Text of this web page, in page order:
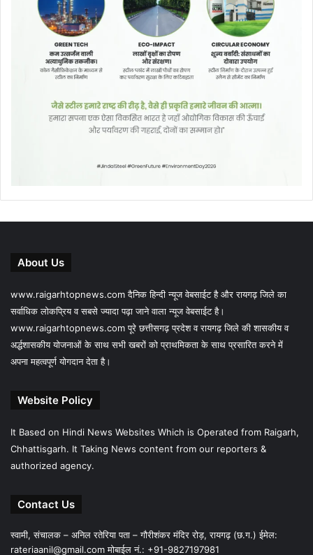
About Us
www.raigarhtopnews.com दैनिक हिन्दी न्यूज वेबसाईट है और रायगढ़ जिले का
सर्वाधिक लोकप्रिय व सबसे ज्यादा पढ़ा जाने वाला न्यूज वेबसाईट है।
www.raigarhtopnews.com पूरे छत्तीसगढ़ प्रदेश व रायगढ़ जिले की शासकीय व
अर्द्धशासकीय योजनाओं के साथ सभी खबरों को प्राथमिकता के साथ प्रसारित करने में
अपना महत्वपूर्ण योगदान देता है।
Website Policy
It Based on Hindi News Websites Which is Operated from Raigarh,
Chhattisgarh. It Taking News content from our reporters &
authorized agency.
Contact Us
स्वामी, संचालक – अनिल रतेरिया पता – गौरीशंकर मंदिर रोड़, रायगढ़ (छ.ग.) ईमेल:
rateriaanil@gmail.comमोबाईल नं.: +91-9827197981